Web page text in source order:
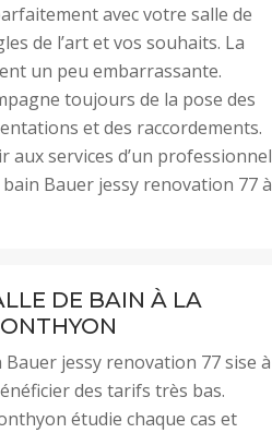
avec votre salle de
de l’art et vos souhaits. La
un peu embarrassante.
toujours de la pose des
et des raccordements.
aux services d’un professionnel
Bauer jessy renovation 77 à
DE BAIN À LA
jessy renovation 77 sise à
des tarifs très bas.
étudie chaque cas et